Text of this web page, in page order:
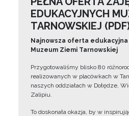
EDUKACYJNYCH
TARNOWSKIEJ
Najnowsza oferta
Muzeum Ziemi Tarnowskiej
Przygotowaliśmy blisko 80
realizowanych w placówkach w
naszych oddziałach w Dołędze,
Zalipiu.
To doskonała okazja, by w